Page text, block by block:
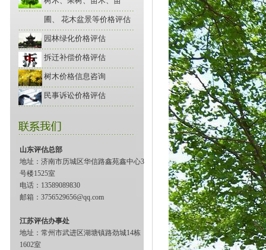
圃、 花木盆景等价格评估
园林绿化价格评估
拆迁补偿价格评估
树木价格信息咨询
民事诉讼价格评估
山东评估总部
地址：济南市历城区华信路鑫苑鑫中心3
号楼1525室
电话：13589089830
邮箱：3756529656@qq.com
江苏评估办事处
地址：常州市武进区湖塘镇路劲城14栋
1602室